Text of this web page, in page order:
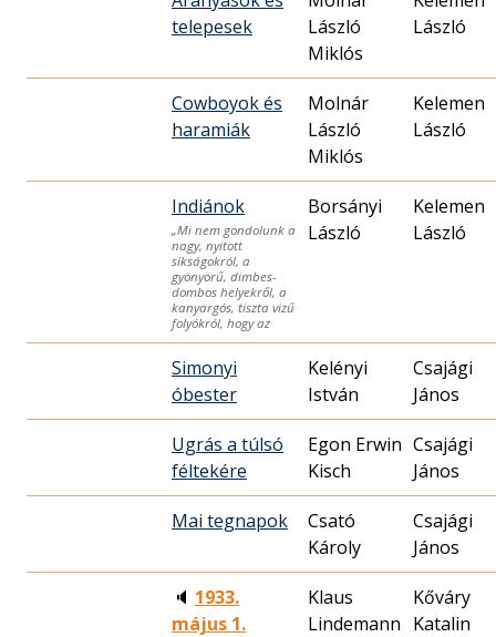
telepesek
László
Miklós
László
Cowboyok és
haramiák
Molnár
László
Miklós
Kelemen
László
Indiánok
„Mi nem gondolunk a
nagy, nyitott
síkságokról, a
gyönyörű, dimbes-
dombos helyekről, a
kanyargós, tiszta vizű
folyókról, hogy az
Borsányi
László
Kelemen
László
Simonyi
óbester
Kelényi
István
Csajági
János
Ugrás a túlsó
féltekére
Egon Erwin
Kisch
Csajági
János
Mai tegnapok
Csató
Károly
Csajági
János
🔈 1933.
május 1.
Klaus
Lindemann
Kőváry
Katalin